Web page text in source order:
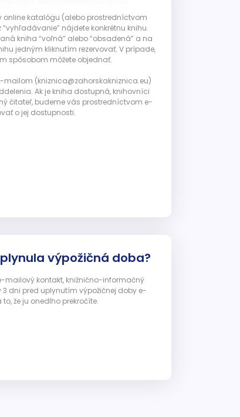
online katalógu (alebo prostredníctvom
nájdete konkrétnu knihu.
kniha “voľná” alebo “obsadená” a na
jedným kliknutím rezervovať. V prípade,
spôsobom môžete objednať.
mailom (kniznica@zahorskakniznica.eu)
Ak je kniha dostupná, knihovníci
čitateľ, budeme vás prostredníctvom e-
o jej dostupnosti.
výpožičná doba?
mailový kontakt, knižnično-informačný
3 dni pred uplynutím výpožičnej doby e-
že ju onedlho prekročíte.